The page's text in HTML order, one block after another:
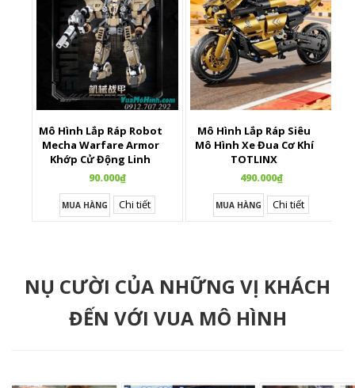
Mô Hình Lắp Ráp Robot
Mecha Warfare Armor
Khớp Cử Động Linh
Hoạt
90.000₫
MUA HÀNG Chi tiết
Mô Hình Lắp Ráp Siêu
Mô Hình Xe Đua Cơ Khí
TOTLINX
490.000₫
MUA HÀNG Chi tiết
NỤ CƯỜI CỦA NHỮNG VỊ KHÁCH
ĐẾN VỚI VUA MÔ HÌNH